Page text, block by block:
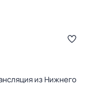
из Нижнего